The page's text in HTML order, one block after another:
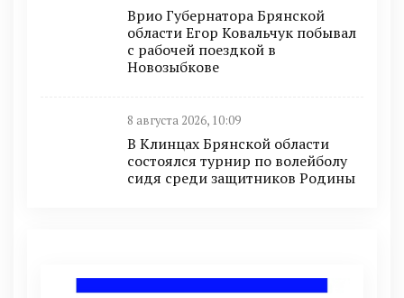
Врио Губернатора Брянской
области Егор Ковальчук побывал
с рабочей поездкой в
Новозыбкове
8 августа 2026, 10:09
В Клинцах Брянской области
состоялся турнир по волейболу
сидя среди защитников Родины